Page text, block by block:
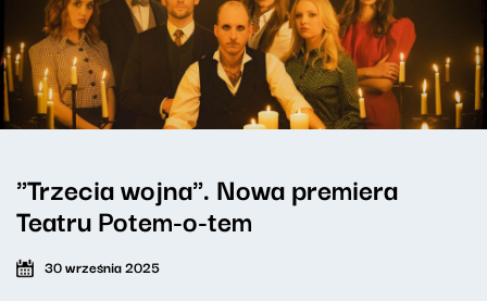
"Trzecia wojna". Nowa premiera
Teatru Potem-o-tem
30 września 2025